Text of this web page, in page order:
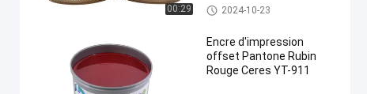
00:29 L'encre UV décalée
2024-10-23
Encre d'impression
offset Pantone Rubin
Rouge Ceres YT-911